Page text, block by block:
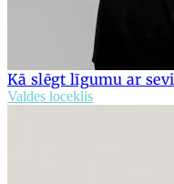
Kā slēgt līgumu ar sevi
Valdes loceklis